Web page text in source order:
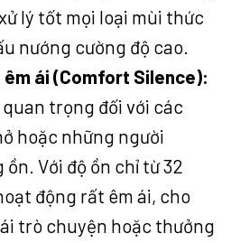
lý tốt mọi loại mùi thức
nướng cường độ cao.
êm ái (Comfort Silence):
trọng đối với các
hoặc những người
Với độ ồn chỉ từ 32
động rất êm ái, cho
trò chuyện hoặc thưởng